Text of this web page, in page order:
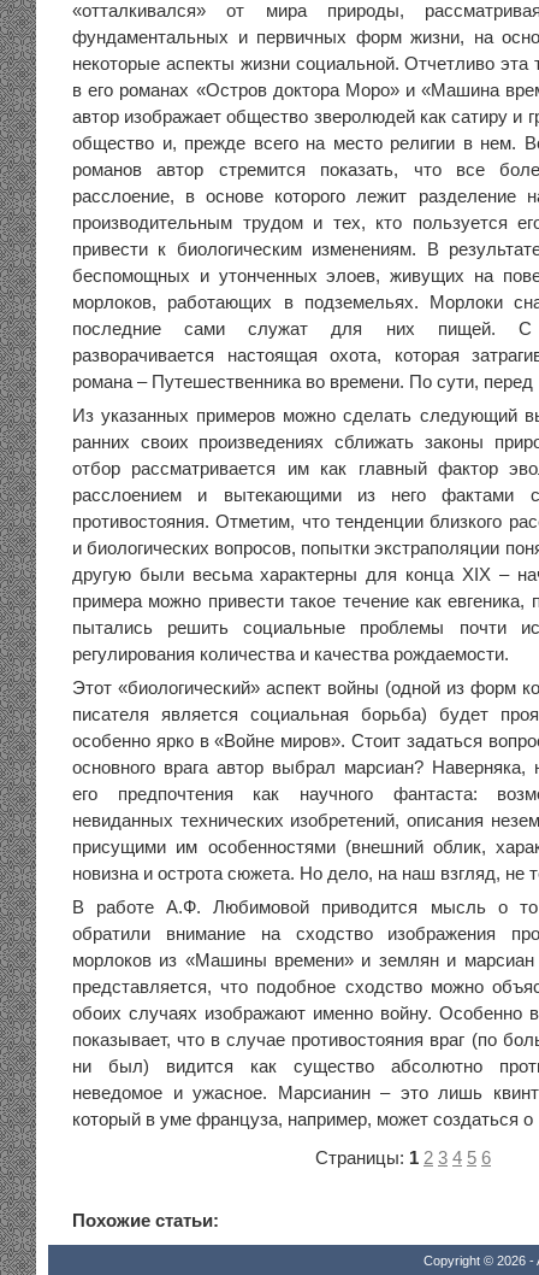
«отталкивался» от мира природы,
фундаментальных и первичных форм жизни, на
некоторые аспекты жизни социальной. Отчетливо эта
в его романах «Остров доктора Моро» и «Машина
автор изображает общество зверолюдей как сатиру и
общество и, прежде всего на место религии в нем.
романов автор стремится показать, что все
расслоение, в основе которого лежит разделение
производительным трудом и тех, кто пользуется
привести к биологическим изменениям. В
беспомощных и утонченных элоев, живущих на
морлоков, работающих в подземельях. Морлоки
последние сами служат для них пищей. С
разворачивается настоящая охота, которая
романа – Путешественника во времени. По сути,
Из указанных примеров можно сделать следующий
ранних своих произведениях сближать законы
отбор рассматривается им как главный фактор
расслоением и вытекающими из него фактами
противостояния. Отметим, что тенденции близкого
и биологических вопросов, попытки экстраполяции
другую были весьма характерны для конца XIX –
примера можно привести такое течение как евгеника,
пытались решить социальные проблемы почти
регулирования количества и качества рождаемости.
Этот «биологический» аспект войны (одной из форм
писателя является социальная борьба) будет
особенно ярко в «Войне миров». Стоит задаться
основного врага автор выбрал марсиан?
его предпочтения как научного фантаста:
невиданных технических изобретений, описания
присущими им особенностями (внешний облик,
новизна и острота сюжета. Но дело, на наш взгляд, не
В работе А.Ф. Любимовой приводится мысль о
обратили внимание на сходство изображения
морлоков из «Машины времени» и землян и
представляется, что подобное сходство можно
обоих случаях изображают именно войну. Особенно
показывает, что в случае противостояния враг (по
ни был) видится как существо абсолютно
неведомое и ужасное. Марсианин – это лишь
который в уме француза, например, может создаться о
Страницы: 1 2 3 4 5 6
Похожие статьи:
Copyright © 2026 -